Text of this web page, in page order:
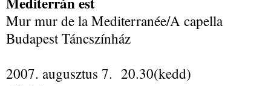
Mur mur de la Mediterranée/A capella
Budapest Táncszínház
2007. augusztus 7. 20.30(kedd)